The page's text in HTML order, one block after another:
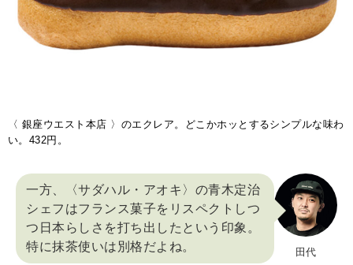
〈 銀座ウエスト本店 〉のエクレア。どこかホッとするシンプルな味わ
い。432円。
田代
一方、〈サダハル・アオキ〉の青木定治
シェフはフランス菓子をリスペクトしつ
つ日本らしさを打ち出したという印象。
特に抹茶使いは別格だよね。